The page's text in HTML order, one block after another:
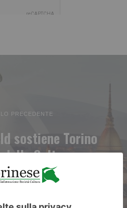
PRECEDENTE
sostiene Torino
Cultura
2024